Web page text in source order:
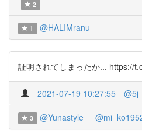
2
1 @HALIMranu
証明されてしまったか... https://
2021-07-19 10:27:55
3 @Yunastyle__